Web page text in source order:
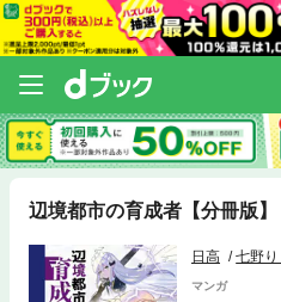
辺境都市の育成者【分冊版
日高 七野り
マンガ